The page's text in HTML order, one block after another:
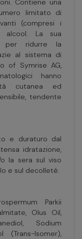
Contiene una
limitato di
(compresi i
alcool. La sua
per ridurre la
al sistema di
of Symrise AG,
hanno
cutanea ed
tendente
e duraturo dal
idratazione,
la sera sul viso
e sul decolleté.
Parkii
Olus Oil,
Sodium
(Trans-Isomer),